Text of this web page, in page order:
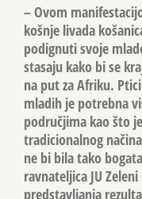
– Ovom
košnje livada
podignuti svoje
stasaju kako bi se
na put za Afriku.
mladih je potrebna
područjima kao što
tradicionalnog
ne bi bila tako
ravnateljica JU
predstavljanja